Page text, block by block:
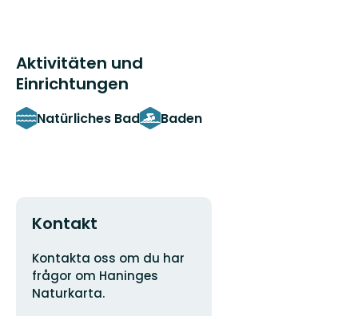
Aktivitäten und
Einrichtungen
Natürliches Bad Baden
Kontakt
Adresse
Kontakta oss om du har
frågor om Haninges
Naturkarta.